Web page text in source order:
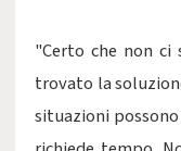
"Certo che non
trovato la
situazioni possono